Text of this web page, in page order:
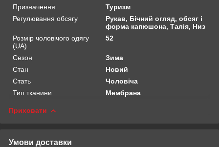
Призначення
Туризм
Регулювання обсягу
Рукав, Бічний огляд, обсяг і
форма капюшона, Талія, Низ
Розмір чоловічого одягу
(UA)
52
Сезон
Зима
Стан
Новий
Стать
Чоловіча
Тип тканини
Мембрана
Приховати
Умови доставки